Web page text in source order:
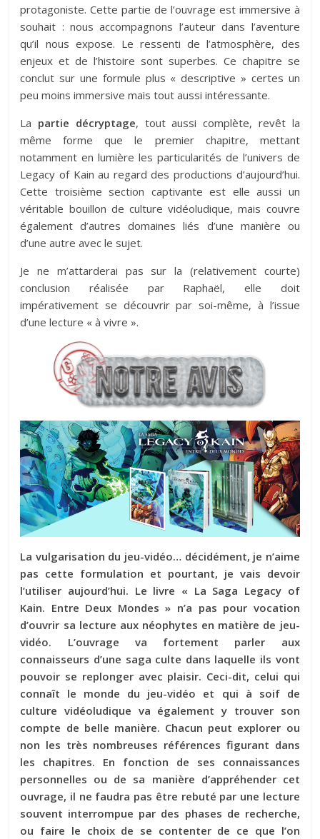
protagoniste. Cette partie de l’ouvrage est immersive à
souhait : nous accompagnons l’auteur dans l’aventure
qu’il nous expose. Le ressenti de l’atmosphère, des
enjeux et de l’histoire sont superbes. Ce chapitre se
conclut sur une formule plus « descriptive » certes un
peu moins immersive mais tout aussi intéressante.
La partie décryptage, tout aussi complète, revêt la
même forme que le premier chapitre, mettant
notamment en lumière les particularités de l’univers de
Legacy of Kain au regard des productions d’aujourd’hui.
Cette troisième section captivante est elle aussi un
véritable bouillon de culture vidéoludique, mais couvre
également d’autres domaines liés d’une manière ou
d’une autre avec le sujet.
Je ne m’attarderai pas sur la (relativement courte)
conclusion réalisée par Raphaël, elle doit
impérativement se découvrir par soi-même, à l’issue
d’une lecture « à vivre ».
La vulgarisation du jeu-vidéo… décidément, je n’aime
pas cette formulation et pourtant, je vais devoir
l’utiliser aujourd’hui. Le livre « La Saga Legacy of
Kain. Entre Deux Mondes » n’a pas pour vocation
d’ouvrir sa lecture aux néophytes en matière de jeu-
vidéo. L’ouvrage va fortement parler aux
connaisseurs d’une saga culte dans laquelle ils vont
pouvoir se replonger avec plaisir. Ceci-dit, celui qui
connaît le monde du jeu-vidéo et qui à soif de
culture vidéoludique va également y trouver son
compte de belle manière. Chacun peut explorer ou
non les très nombreuses références figurant dans
les chapitres. En fonction de ses connaissances
personnelles ou de sa manière d’appréhender cet
ouvrage, il ne faudra pas être rebuté par une lecture
souvent interrompue par des phases de recherche,
ou faire le choix de se contenter de ce que l’on